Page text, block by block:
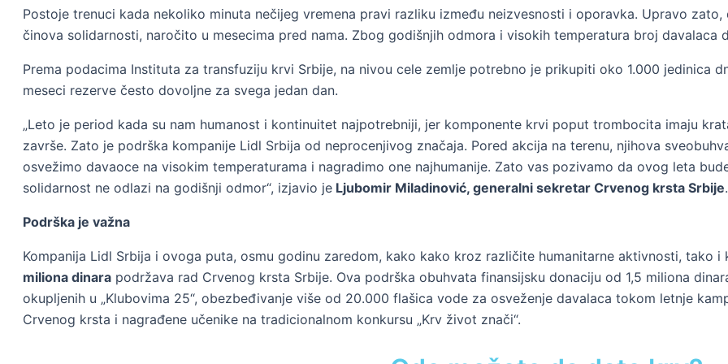
Postoje trenuci kada nekoliko minuta nečijeg vremena pravi razliku između neizvesnosti i oporavka. Upravo
činova solidarnosti, naročito u mesecima pred nama. Zbog godišnjih odmora i visokih temperatura broj
Prema podacima Instituta za transfuziju krvi Srbije, na nivou cele zemlje potrebno je prikupiti oko 1.000 jedinica
meseci rezerve često dovoljne za svega jedan dan.
„Leto je period kada su nam humanost i kontinuitet najpotrebniji, jer komponente krvi poput trombocita imaju
završe. Zato je podrška kompanije Lidl Srbija od neprocenjivog značaja. Pored akcija na terenu, njihova
osvežimo davaoce na visokim temperaturama i nagradimo one najhumanije. Zato vas pozivamo da ovog leta
solidarnost ne odlazi na godišnji odmor“, izjavio je Ljubomir Miladinović, generalni sekretar Crvenog krsta Srbije.
Podrška je važna
Kompanija Lidl Srbija i ovoga puta, osmu godinu zaredom, kako kako kroz različite humanitarne aktivnosti, tako
miliona dinara podržava rad Crvenog krsta Srbije. Ova podrška obuhvata finansijsku donaciju od 1,5 miliona
okupljenih u „Klubovima 25“, obezbeđivanje više od 20.000 flašica vode za osveženje davalaca tokom letnje
Crvenog krsta i nagrađene učenike na tradicionalnom konkursu „Krv život znači“.